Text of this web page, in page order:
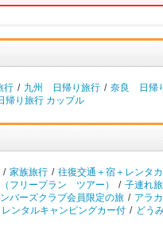
行 / 九州 日帰り旅行 / 奈良 日帰
帰り旅行 カップル
/ 家族旅行 / 往復交通＋宿＋レンタ
フリープラン ツアー） / 子連れ
バーズクラブ会員限定の旅 / アラ
レンタルキャンピングカー付 / どう